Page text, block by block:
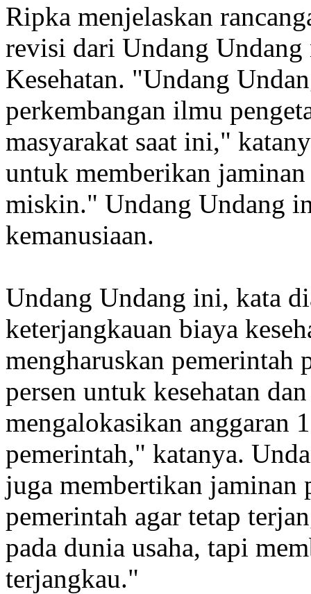
Ripka menjelaskan
revisi dari Undang
Kesehatan. "Undang
perkembangan ilmu
masyarakat saat ini,"
untuk memberikan
miskin." Undang Undang
kemanusiaan.
Undang Undang ini, kata
keterjangkauan biaya
mengharuskan pemerintah
persen untuk kesehatan
mengalokasikan anggaran
pemerintah," katanya.
juga membertikan jaminan
pemerintah agar tetap
pada dunia usaha, tapi
terjangkau."